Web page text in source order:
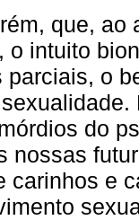
que, ao
o intuito
parciais, o
do
nossas
carinhos e